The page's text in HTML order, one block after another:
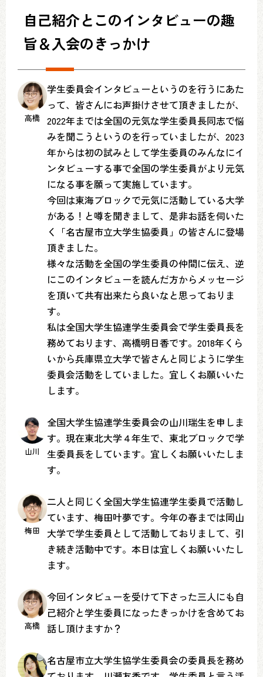
自己紹介とこのインタビューの趣
旨＆入会のきっかけ
高橋
学生委員会インタビューというのを行うにあた
って、皆さんにお声掛けさせて頂きましたが、
2022年までは全国の元気な学生委員長同志で悩
みを聞こうというのを行っていましたが、2023
年からは初の試みとして学生委員のみんなにイ
ンタビューする事で全国の学生委員がより元気
になる事を願って実施しています。
今回は東海ブロックで元気に活動している大学
がある！と噂を聞きまして、是非お話を伺いた
く「名古屋市立大学生協委員」の皆さんに登場
頂きました。
様々な活動を全国の学生委員の仲間に伝え、逆
にこのインタビューを読んだ方からメッセージ
を頂いて共有出来たら良いなと思っておりま
す。
私は全国大学生協連学生委員会で学生委員長を
務めております、高橋明日香です。2018年くら
いから兵庫県立大学で皆さんと同じように学生
委員会活動をしていました。宜しくお願いいた
します。
山川
全国大学生協連学生委員会の山川瑞生を申しま
す。現在東北大学４年生で、東北ブロックで学
生委員長をしています。宜しくお願いいたしま
す。
梅田
二人と同じく全国大学生協連学生委員で活動し
ています、梅田叶夢です。今年の春までは岡山
大学で学生委員として活動しておりまして、引
き続き活動中です。本日は宜しくお願いいたし
ます。
高橋
今回インタビューを受けて下さった三人にも自
己紹介と学生委員になったきっかけを含めてお
話し頂けますか？
名古屋市立大学生協学生委員会の委員長を務め